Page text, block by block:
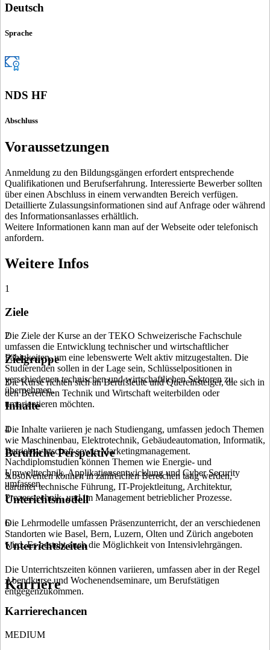
Deutsch
Sprache
NDS HF
Abschluss
Voraussetzungen
Anmeldung zu den Bildungsgängen erfordert entsprechende
Qualifikationen und Berufserfahrung. Interessierte Bewerber sollten
über einen Abschluss in einem verwandten Bereich verfügen.
Detaillierte Zulassungsinformationen sind auf Anfrage oder während
des Informationsanlasses erhältlich.
Weitere Informationen kann man auf der Webseite oder telefonisch
anfordern.
Weitere Infos
1
Ziele
Die Ziele der Kurse an der TEKO Schweizerische Fachschule
umfassen die Entwicklung technischer und wirtschaftlicher
Fähigkeiten, um eine lebenswerte Welt aktiv mitzugestalten. Die
Studierenden sollen in der Lage sein, Schlüsselpositionen in
verschiedenen technischen und wirtschaftlichen Sektoren zu
übernehmen.
2
Zielgruppe
Die Kurse richten sich an Berufsleute und Quereinsteiger, die sich in
den Bereichen Technik und Wirtschaft weiterbilden oder
umorientieren möchten.
3
Inhalte
Die Inhalte variieren je nach Studiengang, umfassen jedoch Themen
wie Maschinenbau, Elektrotechnik, Gebäudeautomation, Informatik,
Betriebswirtschaft sowie Marketingmanagement.
Nachdiplomstudien können Themen wie Energie- und
Umwelttechnik, Applikationsentwicklung und Cyber Security
umfassen.
4
Berufliche Perspektive
Absolventen können in zahlreichen Bereichen tätig werden,
darunter technische Führung, IT-Projektleitung, Architektur,
Prozesstechnik, und im Management betrieblicher Prozesse.
5
Unterichtsmodell
Die Lehrmodelle umfassen Präsenzunterricht, der an verschiedenen
Standorten wie Basel, Bern, Luzern, Olten und Zürich angeboten
wird. Es besteht auch die Möglichkeit von Intensivlehrgängen.
6
Unterrichtszeiten
Die Unterrichtszeiten können variieren, umfassen aber in der Regel
Abendkurse und Wochenendseminare, um Berufstätigen
entgegenzukommen.
Karriere
Karrierechancen
MEDIUM